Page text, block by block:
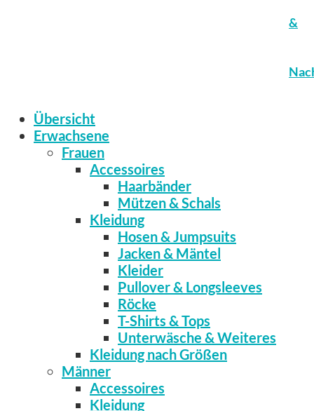
&
Übersicht
Erwachsene
Frauen
Accessoires
Haarbänder
Mützen & Schals
Kleidung
Hosen & Jumpsuits
Jacken & Mäntel
Kleider
Pullover & Longsleeves
Röcke
T-Shirts & Tops
Unterwäsche & Weiteres
Kleidung nach Größen
Männer
Accessoires
Kleidung